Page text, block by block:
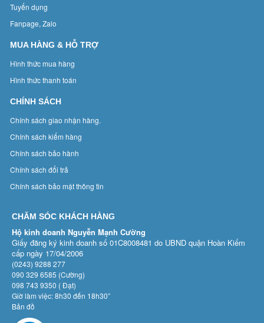
Tuyển dụng
Fanpage, Zalo
MUA HÀNG & HỖ TRỢ
Hình thức mua hàng
Hình thức thanh toán
CHÍNH SÁCH
Chính sách giao nhận hàng.
Chính sách kiểm hàng
Chính sách bảo hành
Chính sách đổi trả
Chính sách bảo mật thông tin
CHĂM SÓC KHÁCH HÀNG
Hộ kinh doanh Nguyễn Mạnh Cường
Giấy đăng ký kinh doanh số 01C8008481 do UBND quận Hoàn Kiếm
cấp ngày 17/04/2006
(0243) 9288 277
090 329 6585 (Cường)
098 743 9350 ( Đạt)
Giờ làm việc: 8h30 đến 18h30”
Bản đồ